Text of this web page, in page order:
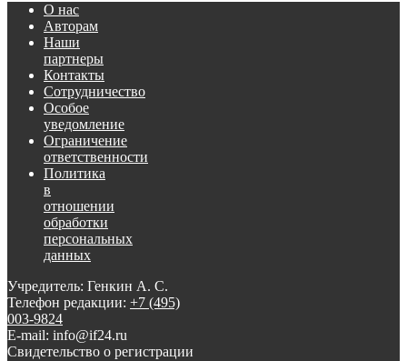
О нас
Авторам
Наши
партнеры
Контакты
Сотрудничество
Особое
уведомление
Ограничение
ответственности
Политика
в
отношении
обработки
персональных
данных
Учредитель: Генкин А. С.
Телефон редакции: +7 (495)
003-9824
E-mail: info@if24.ru
Свидетельство о регистрации